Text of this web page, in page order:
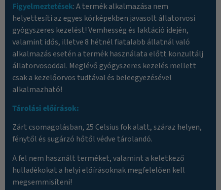
Figyelmeztetések: A termék alkalmazása nem
helyettesíti az egyes kórképekben javasolt állatorvosi
gyógyszeres kezelést! Vemhesség és laktáció idején,
valamint idős, illetve 8 hétnél fiatalabb állatnál való
alkalmazás esetén a termék használata előtt konzultálj
állatorvosoddal. Meglévő gyógyszeres kezelés mellett
csak a kezelőorvos tudtával és beleegyezésével
alkalmazható!
Tárolási előírások:
Zárt csomagolásban, 25 Celsius fok alatt, száraz helyen,
fénytől és sugárzó hőtől védve tárolandó.
A fel nem használt terméket, valamint a keletkező
hulladékokat a helyi előírásoknak megfelelően kell
megsemmisíteni!